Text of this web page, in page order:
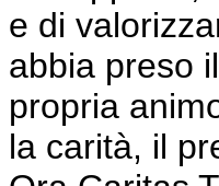
e di
abbia preso
propria
la carità, il